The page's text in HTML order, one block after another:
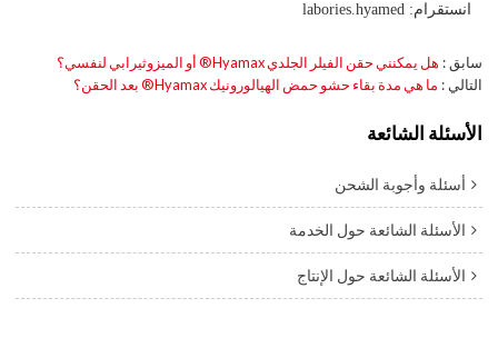
انستقرام: labories.hyamed
سابق
هل يمكنني حقن الفيلر الجلدي Hyamax® أو الميزوثيرابي لنفسي؟
التالي
ما هي مدة بقاء حشو حمض الهيالورونيك Hyamax® بعد الحقن؟
الأسئلة الشائعة
أسئلة وأجوبة الشحن
الأسئلة الشائعة حول الخدمة
الأسئلة الشائعة حول الإنتاج